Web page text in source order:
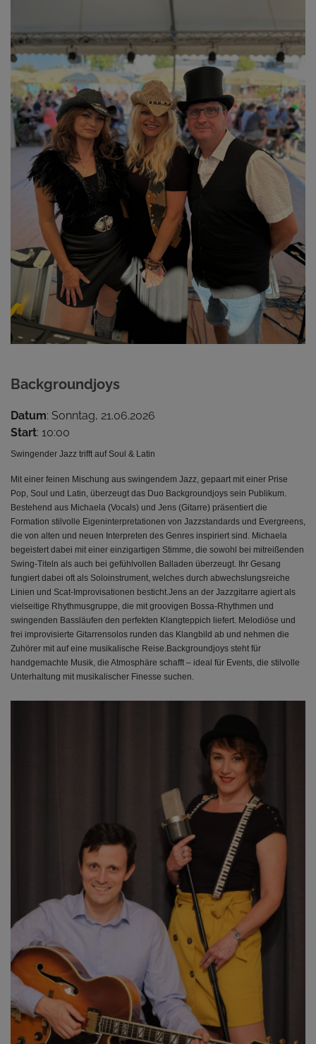
Backgroundjoys
Datum: Sonntag, 21.06.2026
Start: 10:00
Swingender Jazz trifft auf Soul & Latin
Mit einer feinen Mischung aus swingendem Jazz, gepaart mit einer Prise
Pop, Soul und Latin, überzeugt das Duo Backgroundjoys sein Publikum.
Bestehend aus Michaela (Vocals) und Jens (Gitarre) präsentiert die
Formation stilvolle Eigeninterpretationen von Jazzstandards und Evergreens,
die von alten und neuen Interpreten des Genres inspiriert sind. Michaela
begeistert dabei mit einer einzigartigen Stimme, die sowohl bei mitreißenden
Swing-Titeln als auch bei gefühlvollen Balladen überzeugt. Ihr Gesang
fungiert dabei oft als Soloinstrument, welches durch abwechslungsreiche
Linien und Scat-Improvisationen besticht.Jens an der Jazzgitarre agiert als
vielseitige Rhythmusgruppe, die mit groovigen Bossa-Rhythmen und
swingenden Bassläufen den perfekten Klangteppich liefert. Melodiöse und
frei improvisierte Gitarrensolos runden das Klangbild ab und nehmen die
Zuhörer mit auf eine musikalische Reise.Backgroundjoys steht für
handgemachte Musik, die Atmosphäre schafft – ideal für Events, die stilvolle
Unterhaltung mit musikalischer Finesse suchen.